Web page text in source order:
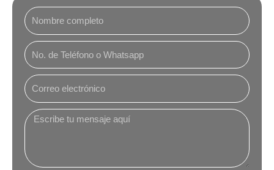
Nombre
Correo
electrónico